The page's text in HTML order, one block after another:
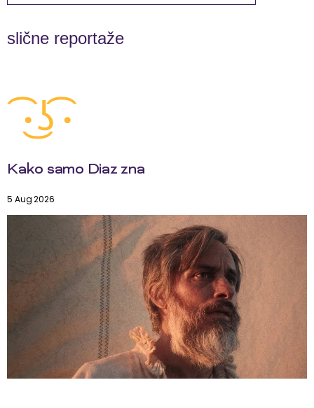
slične reportaže
Kako samo Diaz zna
5 Aug 2026